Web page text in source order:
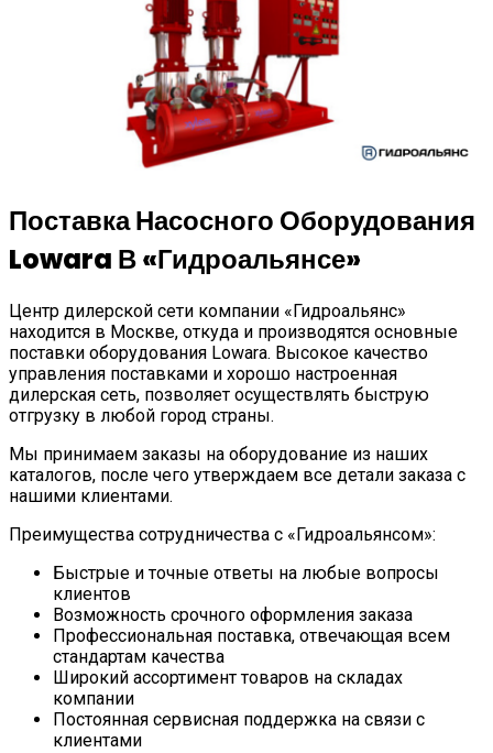
Поставка Насосного Оборудования
Lowara В «Гидроальянсе»
Центр дилерской сети компании «Гидроальянс»
находится в Москве, откуда и производятся основные
поставки оборудования Lowara. Высокое качество
управления поставками и хорошо настроенная
дилерская сеть, позволяет осуществлять быструю
отгрузку в любой город страны.
Мы принимаем заказы на оборудование из наших
каталогов, после чего утверждаем все детали заказа с
нашими клиентами.
Преимущества сотрудничества с «Гидроальянсом»:
Быстрые и точные ответы на любые вопросы
клиентов
Возможность срочного оформления заказа
Профессиональная поставка, отвечающая всем
стандартам качества
Широкий ассортимент товаров на складах
компании
Постоянная сервисная поддержка на связи с
клиентами